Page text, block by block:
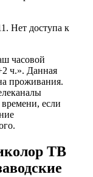
Нет доступа к
часовой
ч.». Данная
проживания.
если
ТВ